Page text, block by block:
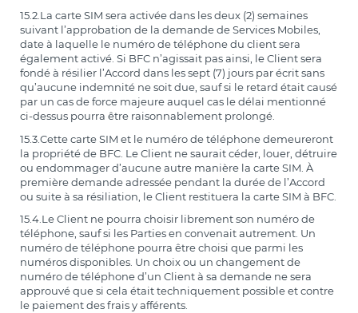
15.2.La carte SIM sera activée dans les deux (2) semaines
suivant l’approbation de la demande de Services Mobiles,
date à laquelle le numéro de téléphone du client sera
également activé. Si BFC n’agissait pas ainsi, le Client sera
fondé à résilier l’Accord dans les sept (7) jours par écrit sans
qu’aucune indemnité ne soit due, sauf si le retard était causé
par un cas de force majeure auquel cas le délai mentionné
ci-dessus pourra être raisonnablement prolongé.
15.3.Cette carte SIM et le numéro de téléphone demeureront
la propriété de BFC. Le Client ne saurait céder, louer, détruire
ou endommager d’aucune autre manière la carte SIM. À
première demande adressée pendant la durée de l’Accord
ou suite à sa résiliation, le Client restituera la carte SIM à BFC.
15.4.Le Client ne pourra choisir librement son numéro de
téléphone, sauf si les Parties en convenait autrement. Un
numéro de téléphone pourra être choisi que parmi les
numéros disponibles. Un choix ou un changement de
numéro de téléphone d’un Client à sa demande ne sera
approuvé que si cela était techniquement possible et contre
le paiement des frais y afférents.